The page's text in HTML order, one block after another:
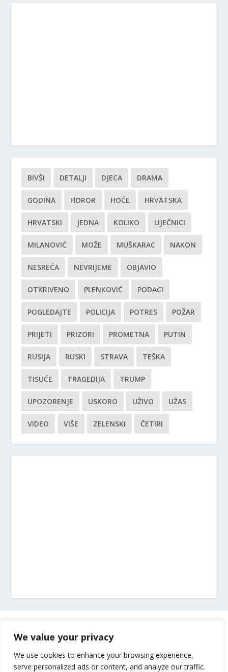
We value your privacy
We use cookies to enhance your browsing experience,
serve personalized ads or content, and analyze our traffic.
BIVŠI DETALJI DJECA DRAMA
GODINA HOROR HOĆE HRVATSKA
HRVATSKI JEDNA KOLIKO LIJEČNICI
MILANOVIĆ MOŽE MUŠKARAC NAKON
NESREĆA NEVRIJEME OBJAVIO
OTKRIVENO PLENKOVIĆ PODACI
POGLEDAJTE POLICIJA POTRES POŽAR
PRIJETI PRIZORI PROMETNA PUTIN
RUSIJA RUSKI STRAVA TEŠKA
TISUĆE TRAGEDIJA TRUMP
UPOZORENJE USKORO UŽIVO UŽAS
VIDEO VIŠE ZELENSKI ČETIRI
Impressum